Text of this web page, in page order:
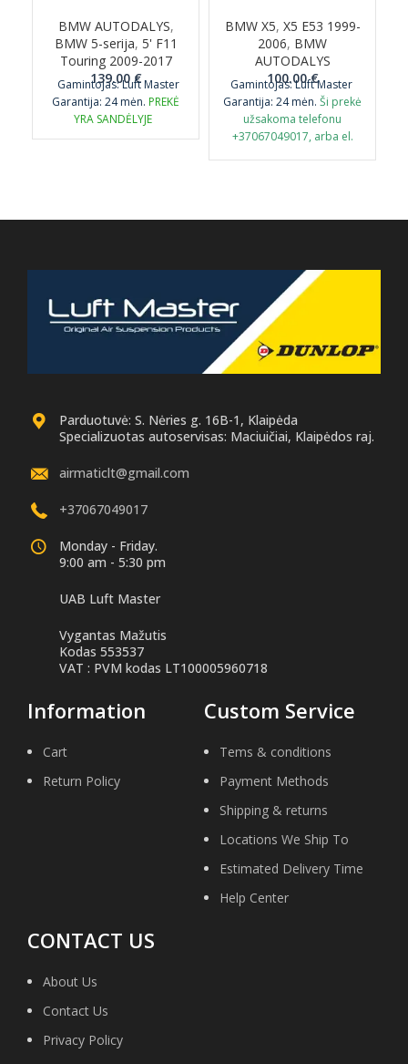
BMW AUTODALYS,
BMW 5-serija, 5' F11
Touring 2009-2017
139.00€
Gamintojas: Luft Master
Garantija: 24 mėn. PREKĖ
YRA SANDĖLYJE
BMW X5, X5 E53 1999-
2006, BMW
AUTODALYS
100.00€
Gamintojas: Luft Master
Garantija: 24 mėn. Ši prekė
užsakoma telefonu
+37067049017, arba el.
Parduotuvė: S. Nėries g. 16B-1, Klaipėda
Specializuotas autoservisas: Maciuičiai, Klaipėdos raj.
airmaticlt@gmail.com
+37067049017
Monday - Friday.
9:00 am - 5:30 pm
UAB Luft Master
Vygantas Mažutis
Kodas 553537
VAT : PVM kodas LT100005960718
Information
Cart
Return Policy
Custom Service
Tems & conditions
Payment Methods
Shipping & returns
Locations We Ship To
Estimated Delivery Time
Help Center
CONTACT US
About Us
Contact Us
Privacy Policy